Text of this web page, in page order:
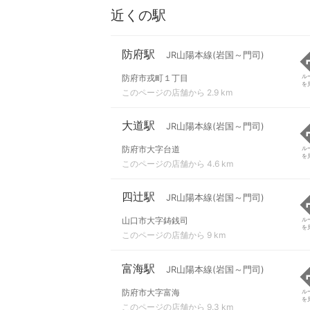
近くの駅
防府駅 JR山陽本線(岩国～門司)
防府市戎町１丁目
このページの店舗から 2.9 km
ル
を
大道駅 JR山陽本線(岩国～門司)
防府市大字台道
このページの店舗から 4.6 km
ル
を
四辻駅 JR山陽本線(岩国～門司)
山口市大字鋳銭司
このページの店舗から 9 km
ル
を
富海駅 JR山陽本線(岩国～門司)
防府市大字富海
このページの店舗から 9.3 km
ル
を